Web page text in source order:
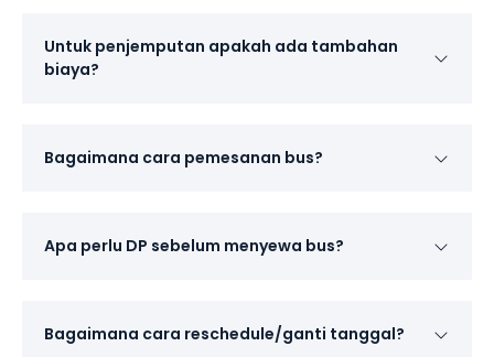
Untuk penjemputan apakah ada tambahan
biaya?
Bagaimana cara pemesanan bus?
Apa perlu DP sebelum menyewa bus?
Bagaimana cara reschedule/ganti tanggal?